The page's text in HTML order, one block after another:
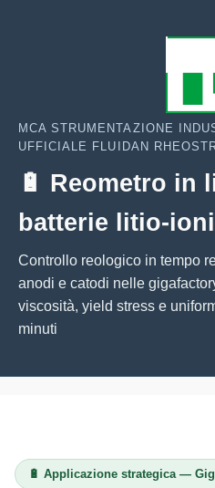
MCA STRUMENTAZIONE
UFFICIALE FLUIDAN
🔋 Reometro in
batterie litio-ioni
Controllo reologico in tempo
anodi e catodi nelle
viscosità, yield stress e
minuti
🔋 Applicazione strategica —